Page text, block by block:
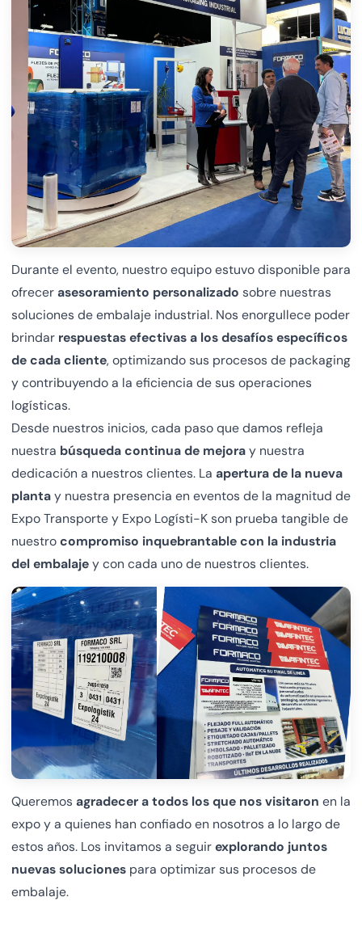
Durante el evento, nuestro equipo estuvo disponible para
ofrecerasesoramiento personalizado sobre nuestras
soluciones de embalaje industrial. Nos enorgullece poder
brindar respuestas efectivas a los desafíos específicos
de cada cliente, optimizando sus procesos de packaging
y contribuyendo a la eficiencia de sus operaciones
logísticas.
Desde nuestros inicios, cada paso que damos refleja
nuestra búsqueda continua de mejoray nuestra
dedicación a nuestros clientes. La apertura de la nueva
plantay nuestra presencia en eventos de la magnitud de
Expo Transporte y Expo Logísti-K son prueba tangible de
nuestrocompromiso inquebrantable con la industria
del embalajey con cada uno de nuestros clientes.
Queremos agradecer a todos los que nos visitaron en la
expo y a quienes han confiado en nosotros a lo largo de
estos años. Los invitamos a seguirexplorando juntos
nuevas soluciones para optimizar sus procesos de
embalaje.